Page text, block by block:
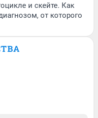
и скейте. Как
от которого